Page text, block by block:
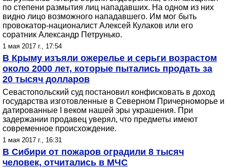
по степени размытия лиц нападавших. На одном из них
видно лицо возможного нападавшего. Им мог быть
провокатор-националист Алексей Кулаков или его
соратник Александр Петрунько.
1 мая 2017 г., 17:54
В Крыму изъяли ожерелье и серьги возрастом
около 2000 лет, которые пытались продать за
20 тысяч долларов
Севастопольский суд постановил конфисковать в доход
государства изготовленные в Северном Причерноморье и
датированные I веком нашей эры украшения. При
задержании продавец уверял, что предметы имеют
современное происхождение.
1 мая 2017 г., 16:31
В Сибири от пожаров оградили 8 тысяч
человек, отчитались в МЧС